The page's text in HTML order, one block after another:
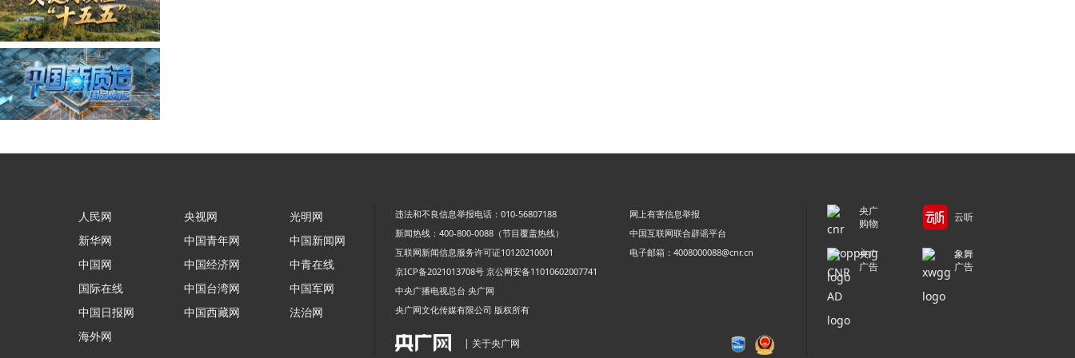
人民网
新华网
中国网
国际在线
中国日报网
海外网
央视网
中国青年网
中国经济网
中国台湾网
中国西藏网
光明网
中国新闻网
中青在线
中国军网
法治网
违法和不良信息举报电话：010-56807188
网上有害信息举报
新闻热线：400-800-0088（节目覆盖热线）
中国互联网联合辟谣平台
互联网新闻信息服务许可证10120210001
电子邮箱：4008000088@cnr.cn
京ICP备2021013708号 京公网安备11010602007741
中央广播电视总台 央广网
央广网文化传媒有限公司 版权所有
| 关于央广网
央广
购物
云听
央广
广告
象舞
广告